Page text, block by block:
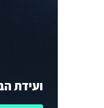
ועידת